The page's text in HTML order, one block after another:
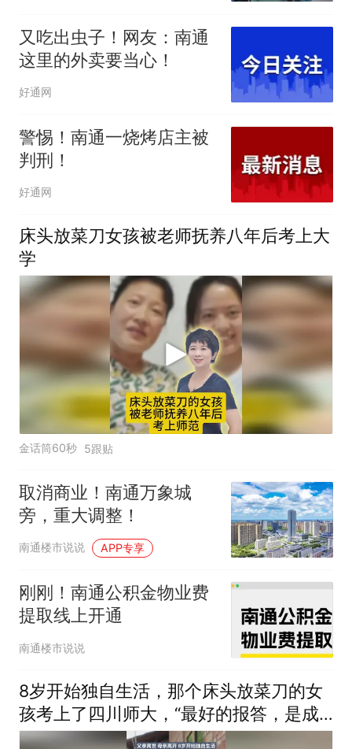
又吃出虫子！网友：南通
这里的外卖要当心！
好通网
警惕！南通一烧烤店主被
判刑！
好通网
床头放菜刀女孩被老师抚养八年后考上大
学
金话筒60秒 5跟贴
取消商业！南通万象城
旁，重大调整！
南通楼市说说 APP专享
刚刚！南通公积金物业费
提取线上开通
南通楼市说说
8岁开始独自生活，那个床头放菜刀的女
孩考上了四川师大，“最好的报答，是成
为你”